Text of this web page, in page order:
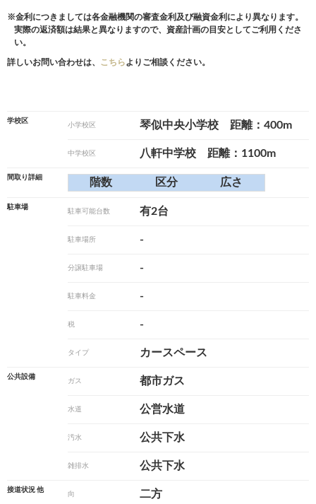
※金利につきましては各金融機関の審査金利及び融資金利により異なります。
実際の返済額は結果と異なりますので、資産計画の目安としてご利用くださ
い。
詳しいお問い合わせは、 こちら よりご相談ください。
学校区
小学校区 琴似中央小学校 距離：400m
中学校区 八軒中学校 距離：1100m
間取り詳細 階数 区分 広さ
駐車場
駐車可能台数 有2台
駐車場所 -
分譲駐車場 -
駐車料金 -
税 -
タイプ カースペース
公共設備
ガス 都市ガス
水道 公営水道
汚水 公共下水
雑排水 公共下水
接道状況 他
向 二方